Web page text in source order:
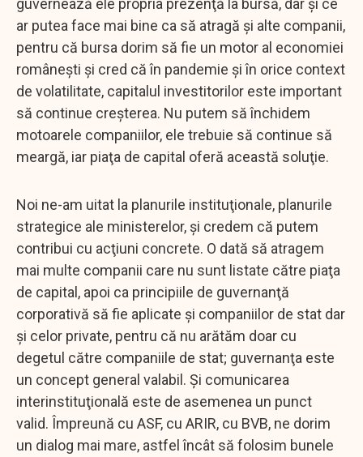
ar putea face mai bine ca să atragă şi alte companii,
pentru că bursa dorim să fie un motor al economiei
româneşti şi cred că în pandemie şi în orice context
de volatilitate, capitalul investitorilor este important
să continue creşterea. Nu putem să închidem
motoarele companiilor, ele trebuie să continue să
meargă, iar piaţa de capital oferă această soluţie.
Noi ne-am uitat la planurile instituţionale, planurile
strategice ale ministerelor, şi credem că putem
contribui cu acţiuni concrete. O dată să atragem
mai multe companii care nu sunt listate către piaţa
de capital, apoi ca principiile de guvernanţă
corporativă să fie aplicate şi companiilor de stat dar
şi celor private, pentru că nu arătăm doar cu
degetul către companiile de stat; guvernanţa este
un concept general valabil. Şi comunicarea
interinstituţională este de asemenea un punct
valid. Împreună cu ASF, cu ARIR, cu BVB, ne dorim
un dialog mai mare, astfel încât să folosim bunele